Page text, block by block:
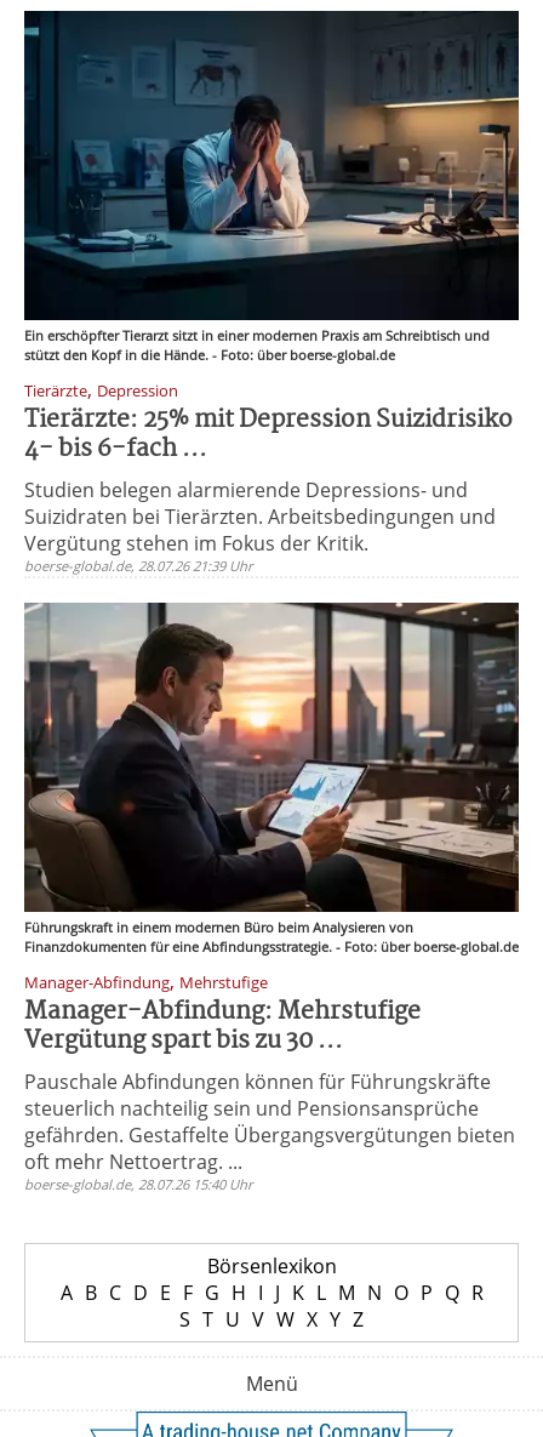
Ein erschöpfter Tierarzt sitzt in einer modernen Praxis am Schreibtisch und
stützt den Kopf in die Hände. - Foto: über boerse-global.de
Tierärzte, Depression
Tierärzte: 25% mit Depression Suizidrisiko
4- bis 6-fach ...
Studien belegen alarmierende Depressions- und
Suizidraten bei Tierärzten. Arbeitsbedingungen und
Vergütung stehen im Fokus der Kritik.
boerse-global.de, 28.07.26 21:39 Uhr
Führungskraft in einem modernen Büro beim Analysieren von
Finanzdokumenten für eine Abfindungsstrategie. - Foto: über boerse-global.de
Manager-Abfindung, Mehrstufige
Manager-Abfindung: Mehrstufige
Vergütung spart bis zu 30 ...
Pauschale Abfindungen können für Führungskräfte
steuerlich nachteilig sein und Pensionsansprüche
gefährden. Gestaffelte Übergangsvergütungen bieten
oft mehr Nettoertrag. ...
boerse-global.de, 28.07.26 15:40 Uhr
Börsenlexikon
A B C D E F G H I J K L M N O P Q R
S T U V W X Y Z
Menü